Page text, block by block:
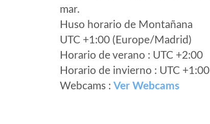
mar.
Huso horario de Montañana
UTC +1:00 (Europe/Madrid)
Horario de verano : UTC +2:00
Horario de invierno : UTC +1:00
Webcams : Ver Webcams